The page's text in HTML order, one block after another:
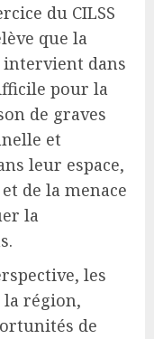
du CILSS
que la
dans
pour la
de graves
et
leur espace,
de la menace
la
les
la région,
de